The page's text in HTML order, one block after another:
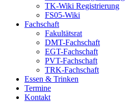
TK-Wiki Registrierung
FS05-Wiki
Fachschaft
Fakultätsrat
DMT-Fachschaft
EGT-Fachschaft
PVT-Fachschaft
TRK-Fachschaft
Essen & Trinken
Termine
Kontakt